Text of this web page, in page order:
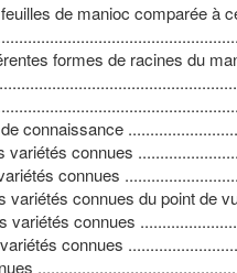
de manioc comparée à
formes de racines du
connaissance
connues
connues
variétés connues du point de
variétés connues
connues